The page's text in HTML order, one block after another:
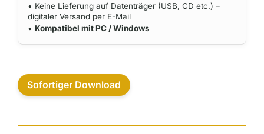
• Keine Lieferung auf Datenträger (USB, CD etc.) –
digitaler Versand per E-Mail
• Kompatibel mit PC / Windows
Sofortiger Download